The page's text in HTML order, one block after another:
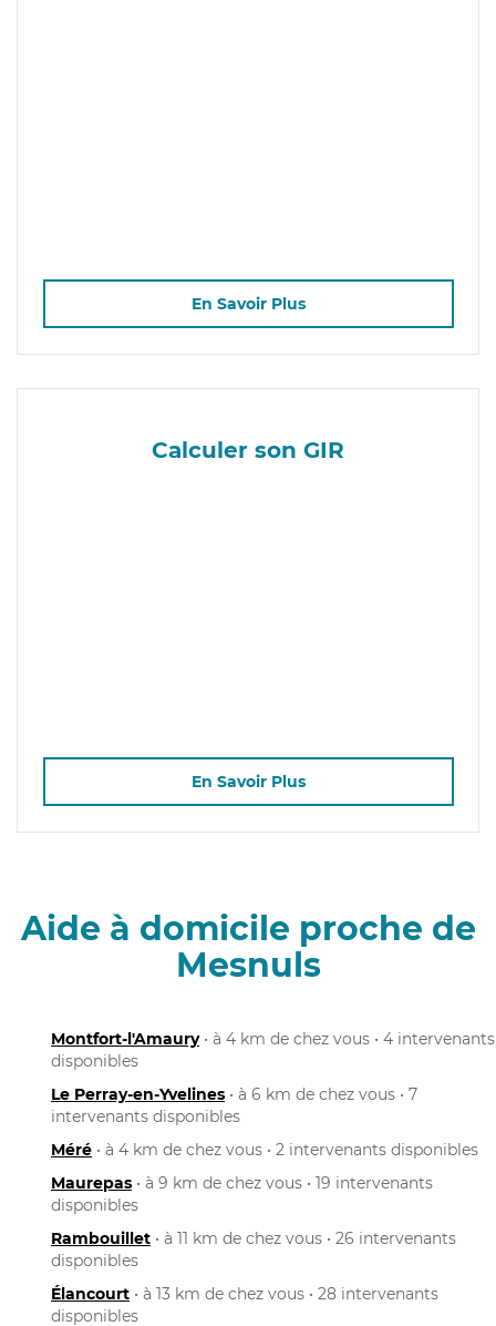
En Savoir Plus
Calculer son GIR
En Savoir Plus
Aide à domicile proche de
Mesnuls
Montfort-l'Amaury• à 4 km de chez vous • 4 intervenants
disponibles
Le Perray-en-Yvelines • à 6 km de chez vous • 7
intervenants disponibles
Méré • à 4 km de chez vous • 2 intervenants disponibles
Maurepas • à 9 km de chez vous • 19 intervenants
disponibles
Rambouillet • à 11 km de chez vous • 26 intervenants
disponibles
Élancourt • à 13 km de chez vous • 28 intervenants
disponibles